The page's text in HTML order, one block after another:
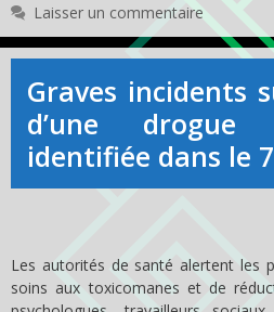
Laisser un commentaire
Graves incidents
d’une drogue
identifiée dans le
Les autorités de santé alertent les
soins aux toxicomanes et de